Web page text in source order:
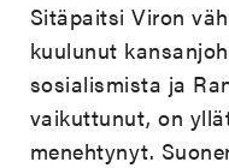
Sitäpaitsi Viron
kuulunut
sosialismista ja
vaikuttunut, on
menehtynyt.